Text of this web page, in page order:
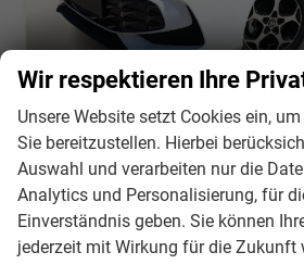
MG MG3
Luxury HEV+ ACC LED 360Kam
unverbindliche Lieferzeit: Fahrzeug
Fahrzeugnr. 136438 Getriebe
Wir respektieren Ihre
Unsere Website setzt Cookies ein,
Sie bereitzustellen. Hierbei
Auswahl und verarbeiten nur die
Analytics und Personalisierung, für
Einverständnis geben. Sie können
jederzeit mit Wirkung für die Zukunft